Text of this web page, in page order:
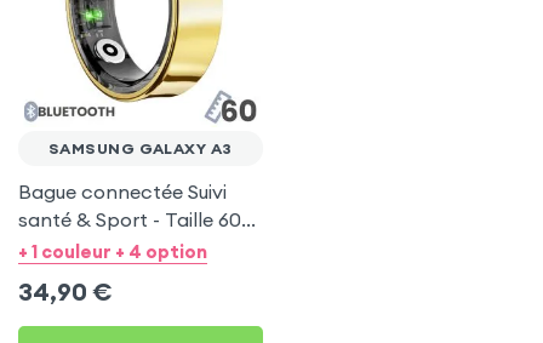
SAMSUNG GALAXY A3
Bague connectée Suivi
santé & Sport - Taille 60
Or
+ 1 couleur + 4 option
34,90 €